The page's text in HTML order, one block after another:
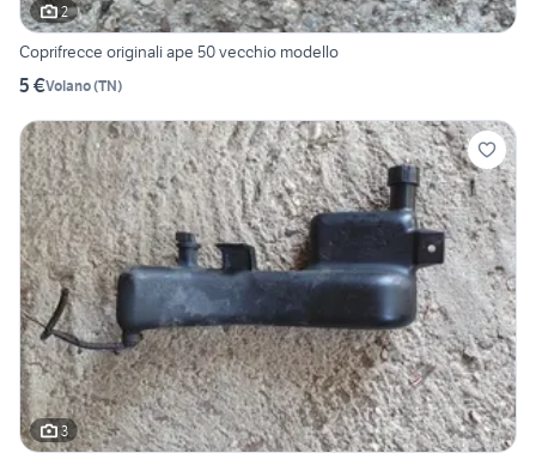
2
Coprifrecce originali ape 50 vecchio modello
5 €Volano(TN)
3